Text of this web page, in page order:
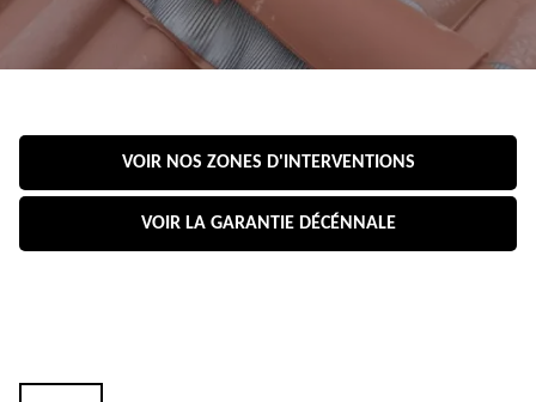
VOIR NOS ZONES D'INTERVENTIONS
VOIR LA GARANTIE DÉCÉNNALE